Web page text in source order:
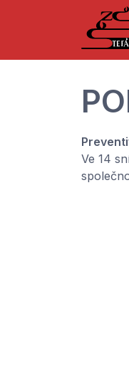
Ve 14